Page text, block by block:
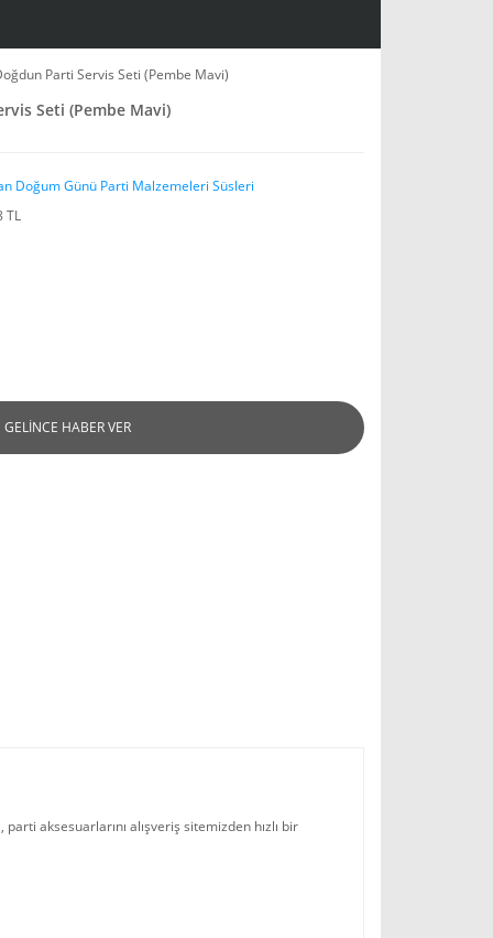
Parti Servis Seti (Pembe Mavi)
Seti (Pembe Mavi)
Doğum Günü Parti Malzemeleri Süsleri
TL
GELİNCE HABER VER
aksesuarlarını alışveriş sitemizden hızlı bir